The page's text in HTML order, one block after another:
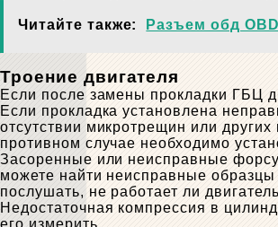
Читайте также: Разъем обд
Троение двигателя
Если после замены прокладки ГБЦ
Если прокладка установлена
отсутствии микротрещин или
противном случае необходимо
Засоренные или неисправные
можете найти неисправные
послушать, не работает ли
Недостаточная компрессия в
его измерить.